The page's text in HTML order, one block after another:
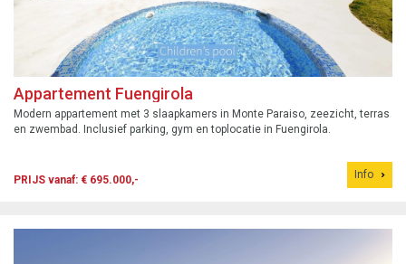
Appartement Fuengirola
Modern appartement met 3 slaapkamers in Monte Paraiso, zeezicht, terras
en zwembad. Inclusief parking, gym en toplocatie in Fuengirola.
PRIJS vanaf: € 695.000,- Info